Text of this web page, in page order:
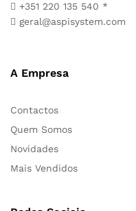
+351 220 135 540 *
geral@aspisystem.com
A Empresa
Contactos
Quem Somos
Novidades
Mais Vendidos